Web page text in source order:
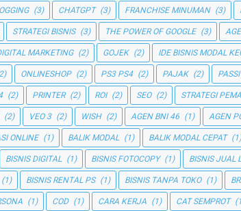
(3) CHATGPT (3) FRANCHISE MINUMAN (3)
STRATEGI BISNIS (3) THE POWER OF GOOGLE (3)
MARKETING (2) GOJEK (2) IDE BISNIS MODAL
ONLINESHOP (2) PS3 PS4 (2) PAJAK (2)
(2) PRINTER (2) ROI (2) SEO (2) STRATEGI
(2) VEO 3 (2) WISH (2) AGEN BNI 46 (1) AGEN
ONLINE (1) BALIK MODAL (1) BALIK MODAL CEPAT (1)
BISNIS DIGITAL (1) BISNIS FOTOCOPY (1) BISNIS JUAL
(1) BISNIS RENTAL PS (1) BISNIS TANPA TOKO (1)
(1) COD (1) CARA KERJA (1) CAT SEMPROT